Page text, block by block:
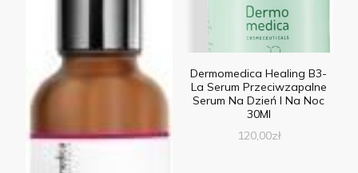
Dermomedica Healing B3-
La Serum Przeciwzapalne
Serum Na Dzień I Na Noc
30Ml
120,00zł